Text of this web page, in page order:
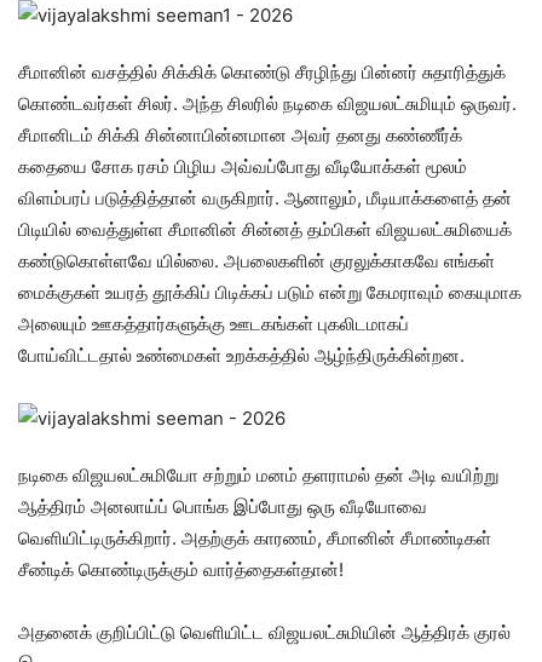
சீமானின் வசத்தில் சிக்கிக் கொண்டு சீரழிந்து பின்னர் சுதாரித்துக்
கொண்டவர்கள் சிலர். அந்த சிலரில் நடிகை விஜயலட்சுமியும் ஒருவர்.
சீமானிடம் சிக்கி சின்னாபின்னமான அவர் தனது கண்ணீர்க்
கதையை சோக ரசம் பிழிய அவ்வப்போது வீடியோக்கள் மூலம்
விளம்பரப் படுத்தித்தான் வருகிறார். ஆனாலும், மீடியாக்களைத் தன்
பிடியில் வைத்துள்ள சீமானின் சின்னத் தம்பிகள் விஜயலட்சுமியைக்
கண்டுகொள்ளவே யில்லை. அபலைகளின் குரலுக்காகவே எங்கள்
மைக்குகள் உயரத் தூக்கிப் பிடிக்கப் படும் என்று கேமராவும் கையுமாக
அலையும் ஊகத்தார்களுக்கு ஊடகங்கள் புகலிடமாகப்
போய்விட்டதால் உண்மைகள் உறக்கத்தில் ஆழ்ந்திருக்கின்றன.
நடிகை விஜயலட்சுமியோ சற்றும் மனம் தளராமல் தன் அடி வயிற்று
ஆத்திரம் அனலாய்ப் பொங்க இப்போது ஒரு வீடியோவை
வெளியிட்டிருக்கிறார். அதற்குக் காரணம், சீமானின் சீமாண்டிகள்
சீண்டிக் கொண்டிருக்கும் வார்த்தைகள்தான்!
அதனைக் குறிப்பிட்டு வெளியிட்ட விஜயலட்சுமியின் ஆத்திரக் குரல்